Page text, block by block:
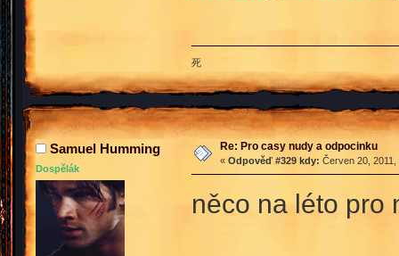
死
Samuel Humming
Dospělák
Re: Pro casy nudy a odpocinku
« Odpověď #329 kdy: Červen 20,
něco na léto pro